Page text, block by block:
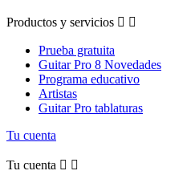
Productos y servicios  
Prueba gratuita
Guitar Pro 8 Novedades
Programa educativo
Artistas
Guitar Pro tablaturas
Tu cuenta
Tu cuenta  